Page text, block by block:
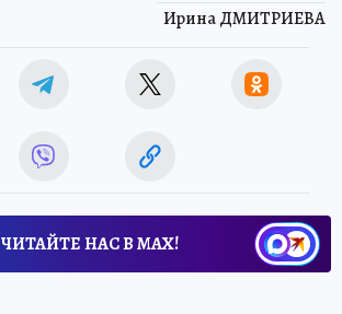
Ирина ДМИТРИЕВА
ЧИТАЙТЕ НАС В МАХ!